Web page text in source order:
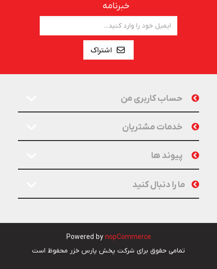
خبرنامه
اشتراک
حساب کاربری من
خدمات مشتریان
پیوند ها
ما را دنبال کنید
Powered by nopCommerce
تمامی حقوق برای شرکت پخش پارس خزر محفوظ است